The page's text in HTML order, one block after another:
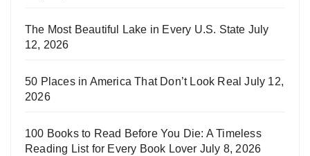
The Most Beautiful Lake in Every U.S. State July
12, 2026
50 Places in America That Don’t Look Real July 12,
2026
100 Books to Read Before You Die: A Timeless
Reading List for Every Book Lover July 8, 2026